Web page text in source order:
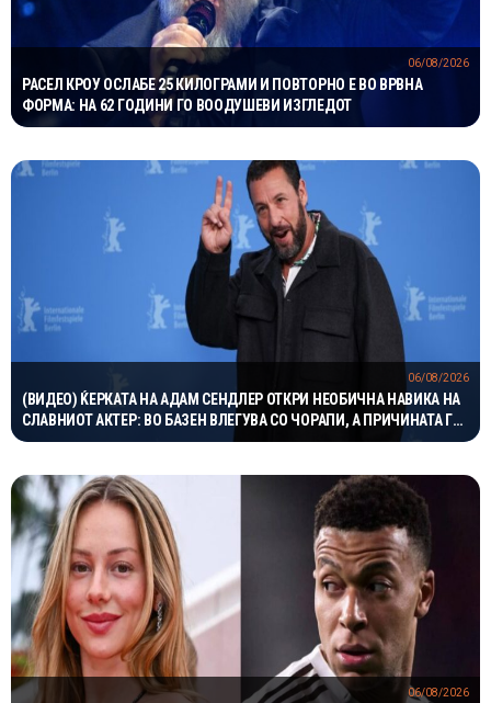
РАСЕЛ КРОУ ОСЛАБЕ 25 КИЛОГРАМИ И ПОВТОРНО Е ВО ВРВНА
ФОРМА: НА 62 ГОДИНИ ГО ВООДУШЕВИ ИЗГЛЕДОТ
06/08/2026
(ВИДЕО) ЌЕРКАТА НА АДАМ СЕНДЛЕР ОТКРИ НЕОБИЧНА НАВИКА НА
СЛАВНИОТ АКТЕР: ВО БАЗЕН ВЛЕГУВА СО ЧОРАПИ, А ПРИЧИНАТА ГИ
НАСМЕА СИТЕ
06/08/2026
06/08/2026